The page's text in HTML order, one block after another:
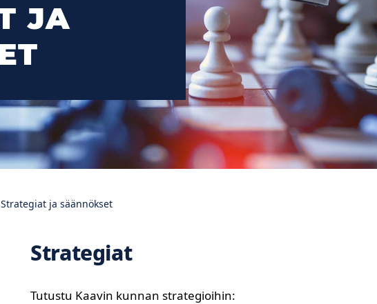
JA
Strategiat ja säännökset
Strategiat
Tutustu Kaavin kunnan strategioihin: